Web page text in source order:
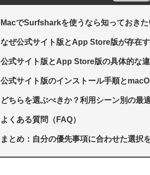
MacでSurfsharkを使うなら知っておき
なぜ公式サイト版とApp Store版が存在
公式サイト版とApp Store版の具体的な
公式サイト版のインストール手順と
どちらを選ぶべきか？利用シーン別の最
よくある質問（FAQ）
まとめ：自分の優先事項に合わせた選択